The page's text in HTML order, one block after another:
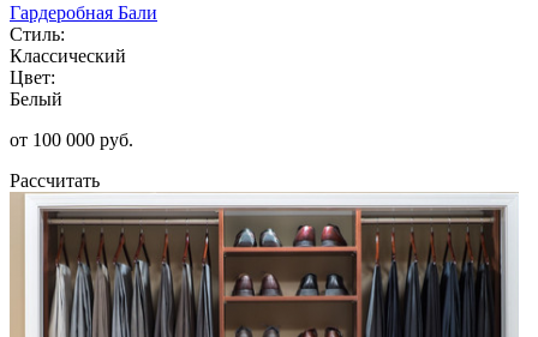
Гардеробная Бали
Стиль:
Классический
Цвет:
Белый
от 100 000 руб.
Рассчитать